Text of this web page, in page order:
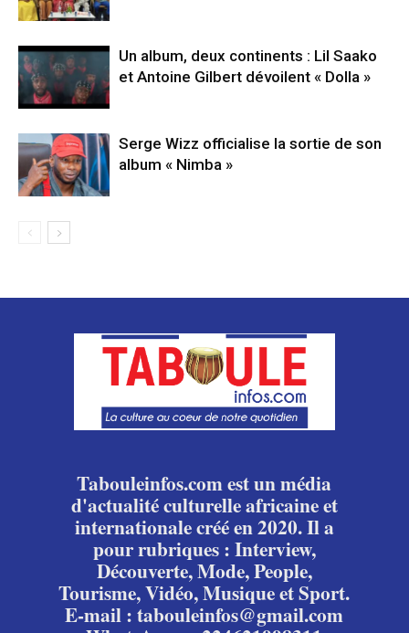
Un album, deux continents : Lil Saako
et Antoine Gilbert dévoilent « Dolla »
Serge Wizz officialise la sortie de son
album « Nimba »
Tabouleinfos.com est un média
d'actualité culturelle africaine et
internationale créé en 2020. Il a
pour rubriques : Interview,
Découverte, Mode, People,
Tourisme, Vidéo, Musique et Sport.
E-mail : tabouleinfos@gmail.com